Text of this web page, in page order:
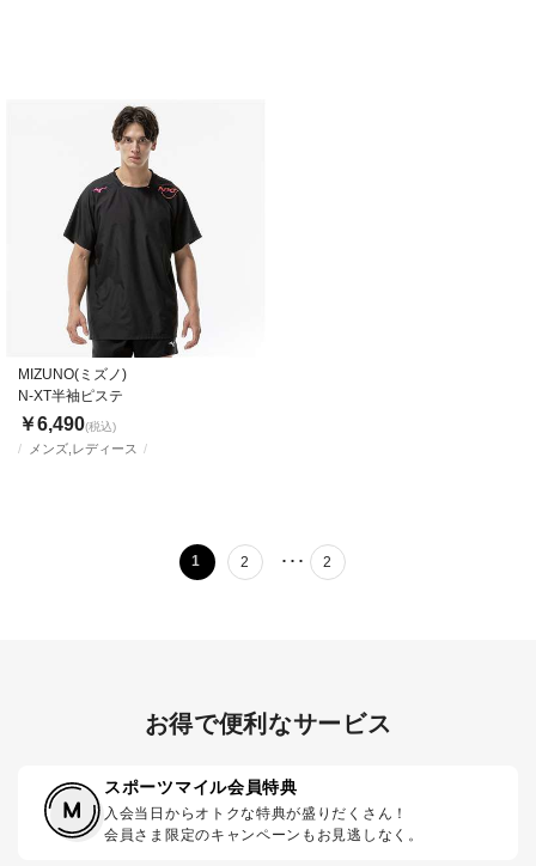
メンズ,レディース
MIZUNO(ミズノ)
N-XT半袖ピステ
￥6,490(税込)
1 2 ･･･ 2
お得で便利なサービス
スポーツマイル会員特典
入会当日からオトクな特典が盛りだくさん！
会員さま限定のキャンペーンもお見逃しなく。